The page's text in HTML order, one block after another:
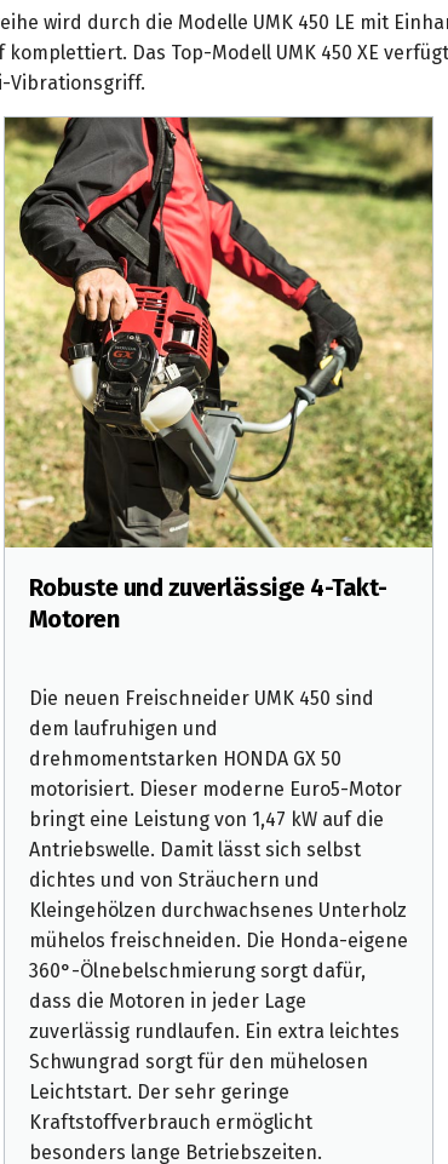
wird durch die Modelle UMK 450 LE mit
Das Top-Modell UMK 450 XE
Vibrationsgriff.
Robuste und zuverlässige 4-Takt-
Motoren
Die neuen Freischneider UMK 450 sind
dem laufruhigen und
drehmomentstarken HONDA GX 50
motorisiert. Dieser moderne Euro5-Motor
bringt eine Leistung von 1,47 kW auf die
Antriebswelle. Damit lässt sich selbst
dichtes und von Sträuchern und
Kleingehölzen durchwachsenes Unterholz
mühelos freischneiden. Die Honda-eigene
360°-Ölnebelschmierung sorgt dafür,
dass die Motoren in jeder Lage
zuverlässig rundlaufen. Ein extra leichtes
Schwungrad sorgt für den mühelosen
Leichtstart. Der sehr geringe
Kraftstoffverbrauch ermöglicht
besonders lange Betriebszeiten.